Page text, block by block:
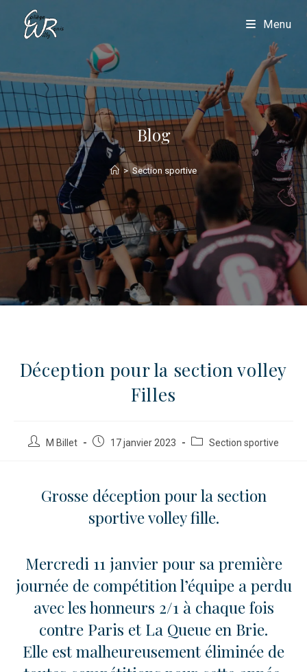
Menu
Blog
> Section sportive
Déception pour la section volley
Filles
M Billet 17 janvier 2023 Section sportive
Grosse déception pour la section
sportive volley fille.
Mercredi 11 janvier pour sa première
journée de compétition l’équipe a perdu
avec les honneurs 2/1 à chaque fois
contre Paris et La Queue en Brie.
Elle est malheureusement éliminée de